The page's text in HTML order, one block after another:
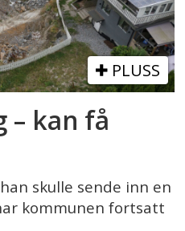
PLUSS
– kan få
skulle sende inn en
kommunen fortsatt